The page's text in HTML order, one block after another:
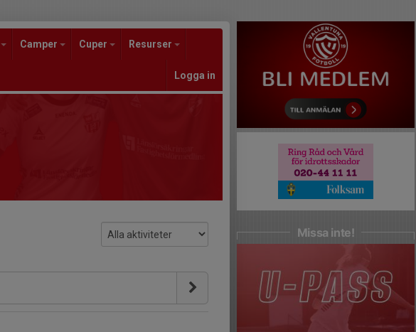
Camper Cuper Resurser
Logga in
Missa inte!